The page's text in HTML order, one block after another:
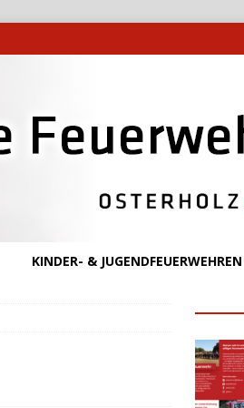
KINDER- & JUGENDFEUERWEHREN